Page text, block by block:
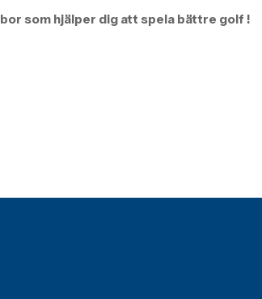
som hjälper dig att spela bättre golf !